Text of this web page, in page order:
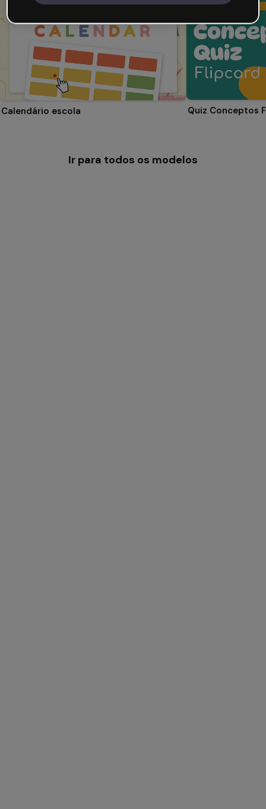
Calendário escola Quiz Conceptos
Ir para todos os modelos